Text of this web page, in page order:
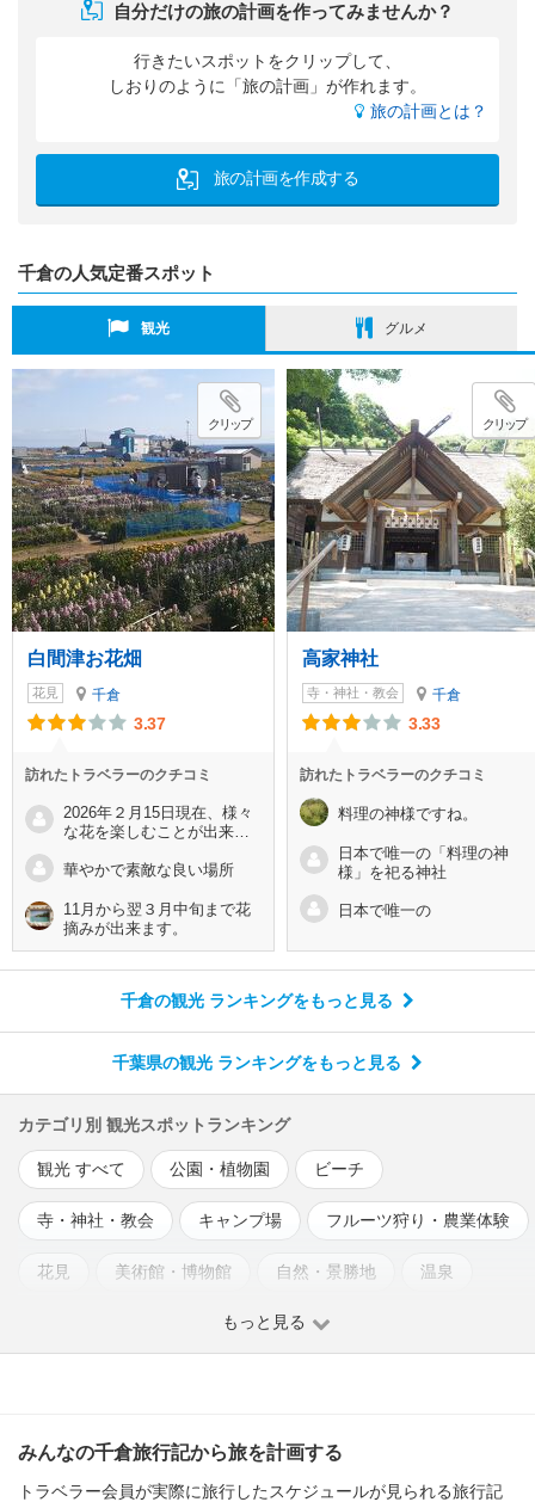
自分だけの旅の計画を作ってみませんか？
行きたいスポットをクリップして、
しおりのように「旅の計画」が作れます。
旅の計画とは？
旅の計画を作成する
千倉の人気定番スポット
観光 グルメ
クリップ
白間津お花畑
花見 千倉
3.37
訪れたトラベラーのクチコミ
2026年２月15日現在、様々
な花を楽しむことが出来ま
華やかで素敵な良い場所
11月から翌３月中旬まで花
摘みが出来ます。
クリップ
高家神社
寺・神社・教会 千倉
3.33
訪れたトラベラーのクチコミ
料理の神様ですね。
日本で唯一の「料理の神
様」を祀る神社
日本で唯一の
千倉の観光 ランキングをもっと見る
千葉県の観光 ランキングをもっと見る
カテゴリ別 観光スポットランキング
観光 すべて 公園・植物園 ビーチ
寺・神社・教会 キャンプ場 フルーツ狩り・農業体験
花見 美術館・博物館 自然・景勝地 温泉
もっと見る
みんなの千倉旅行記から旅を計画する
トラベラー会員が実際に旅行したスケジュールが見られる旅行記